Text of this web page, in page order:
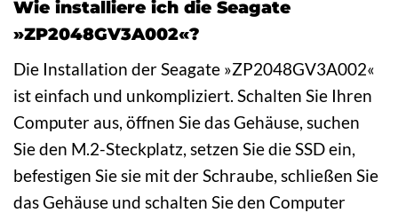
Wie installiere ich die Seagate
»ZP2048GV3A002«?
Die Installation der Seagate »ZP2048GV3A002«
ist einfach und unkompliziert. Schalten Sie Ihren
Computer aus, öffnen Sie das Gehäuse, suchen
Sie den M.2-Steckplatz, setzen Sie die SSD ein,
befestigen Sie sie mit der Schraube, schließen Sie
das Gehäuse und schalten Sie den Computer